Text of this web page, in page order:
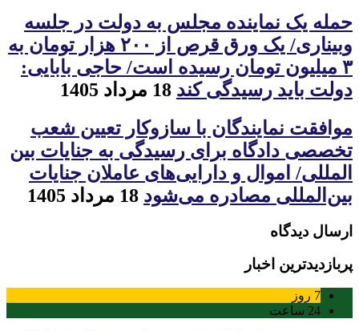
حمله یک نماینده مجلس به دولت در جلسه
وبیناری/ یک ورق قرص از ۲۰۰ هزار تومان به
۳ میلیون تومان رسیده است/ حاجی بابایی:
دولت باید رسیدگی کند
موافقت نمایندگان با سازوکار تعیین شعب
تخصصی دادگاه برای رسیدگی به جنایات بین
المللی/ اموال و دارایی‌های عاملان جنایات
بین‌المللی مصادره می‌شود
ارسال دیدگاه
پربازدیدترین اخبار
7 روز
24 ساعت